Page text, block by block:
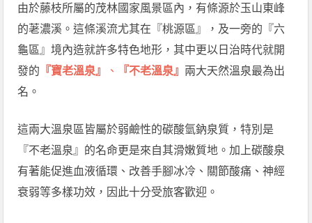
由於藤枝所屬的茂林國家風景區內，有條源於玉山東峰
的荖濃溪。這條溪流尤其在『桃源區』，及一旁的『六
龜區』境內造就許多特色地形，其中更以日治時代就開
發的 『寶老溫泉』 、 『不老溫泉』 兩大天然溫泉最為出
名。
這兩大溫泉區皆屬於弱鹼性的碳酸氫鈉泉質，特別是
『不老溫泉』的名命更是來自其滑嫩質地。加上碳酸泉
有著能促進血液循環、改善手腳冰冷、關節酸痛、神經
衰弱等多樣功效，因此十分受旅客歡迎。